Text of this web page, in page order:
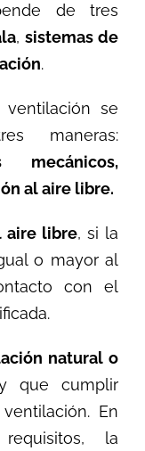
de tres
, sistemas de
.
se
maneras:
al aire libre.
aire libre, si la
o mayor al
con el
natural o
que cumplir
En
la